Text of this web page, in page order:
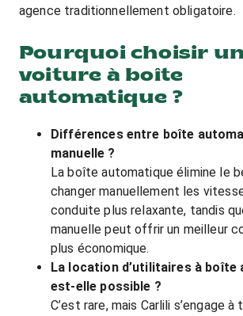
agence traditionnellement obligatoire.
Pourquoi choisir
voiture à boîte
automatique ?
Différences entre boîte
manuelle ?
La boîte automatique élimine le
changer manuellement les
conduite plus relaxante, tandis
manuelle peut offrir un meilleur
plus économique.
La location d’utilitaires à boîte
est-elle possible ?
C’est rare, mais Carlili s’engage à